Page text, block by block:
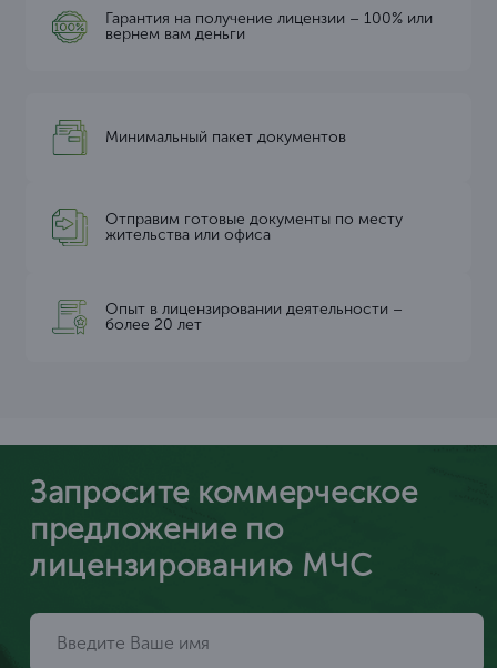
Гарантия на получение лицензии – 100% или
вернем вам деньги
Минимальный пакет документов
Отправим готовые документы по месту
жительства или офиса
Опыт в лицензировании деятельности –
более 20 лет
Запросите коммерческое
предложение по
лицензированию МЧС